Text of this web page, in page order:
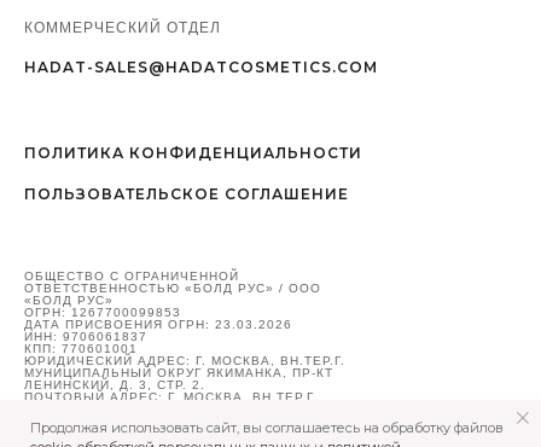
ПОЛИТИКА КОНФИДЕНЦИАЛЬНОСТИ
ПОЛЬЗОВАТЕЛЬСКОЕ СОГЛАШЕНИЕ
HADAT-SALES@HADATCOSMETICS.COM
ОБЩЕСТВО С ОГРАНИЧЕННОЙ
ОТВЕТСТВЕННОСТЬЮ «БОЛД РУС» / ООО
«БОЛД РУС»
ОГРН: 1267700099853
ДАТА ПРИСВОЕНИЯ ОГРН: 23.03.2026
ИНН: 9706061837
КПП: 770601001
ЮРИДИЧЕСКИЙ АДРЕС: Г. МОСКВА, ВН.ТЕР.Г.
МУНИЦИПАЛЬНЫЙ ОКРУГ ЯКИМАНКА, ПР-КТ
ЛЕНИНСКИЙ, Д. 3, СТР. 2.
ПОЧТОВЫЙ АДРЕС: Г. МОСКВА, ВН.ТЕР.Г.
ЛЕНИНСКИЙ, Д. 3, СТР. 2.
КОММЕРЧЕСКИЙ ОТДЕЛ
Продолжая использовать сайт, вы соглашаетесь на обработку файлов